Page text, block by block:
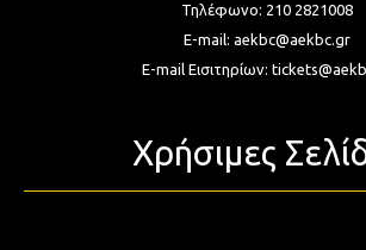
Τηλέφωνο: 210 2821008
E-mail: aekbc@aekbc.gr
E-mail Εισιτηρίων:
Χρήσιμες